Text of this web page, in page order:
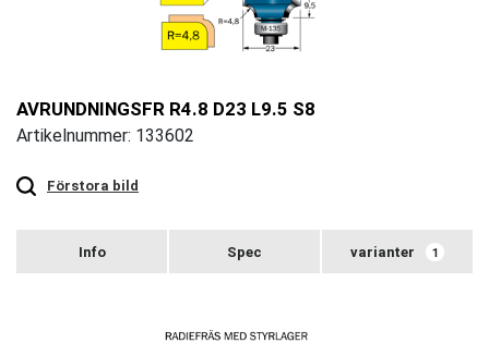
AVRUNDNINGSFR R4.8 D23 L9.5 S8
Artikelnummer: 133602
Förstora bild
zoom
varianter 1